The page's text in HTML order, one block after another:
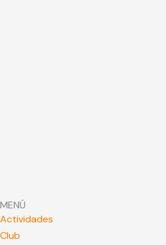
MENÚ
Actividades
Club